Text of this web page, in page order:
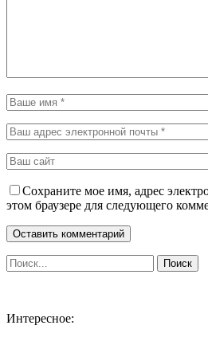
Сохраните мое имя, адрес
этом браузере для следующего
Интересное: